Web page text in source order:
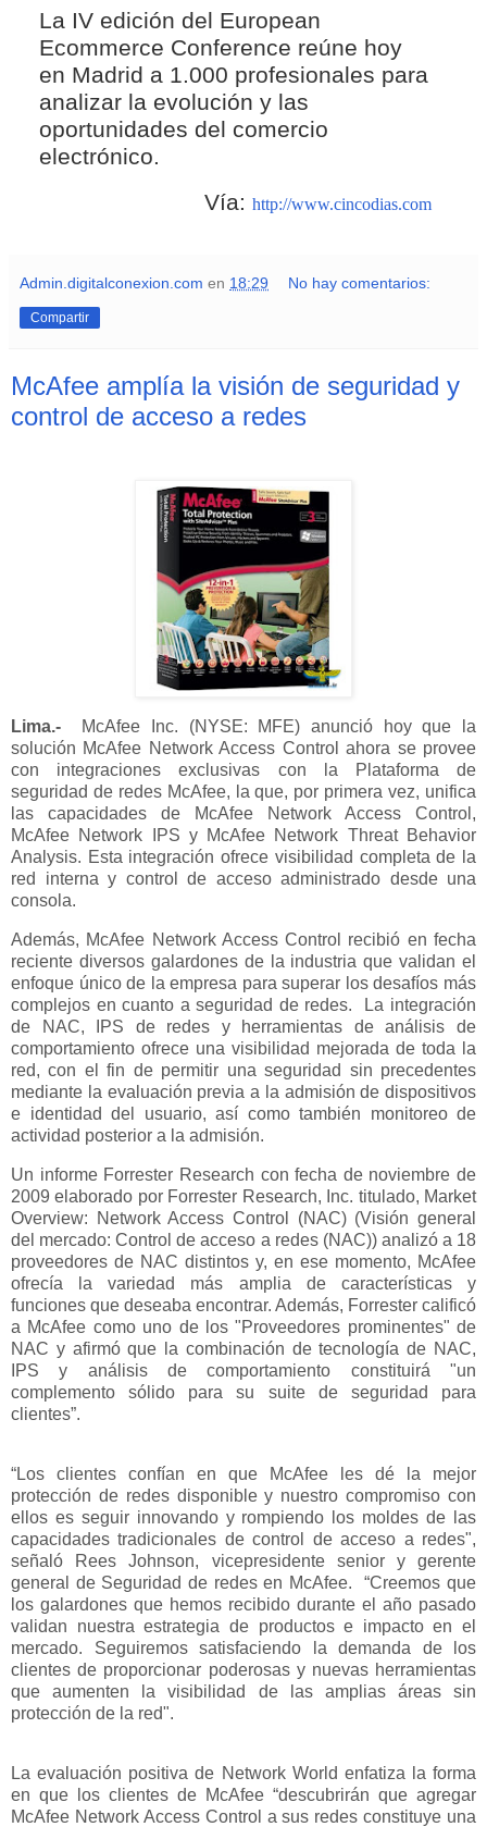
La IV edición del European
Ecommerce Conference reúne hoy
en Madrid a 1.000 profesionales para
analizar la evolución y las
oportunidades del comercio
electrónico.
Vía: http://www.cincodias.com
Admin.digitalconexion.com en 18:29 No hay comentarios:
Compartir
McAfee amplía la visión de seguridad y
control de acceso a redes
Lima.- McAfee Inc. (NYSE: MFE) anunció hoy que la
solución McAfee Network Access Control ahora se provee
con integraciones exclusivas con la Plataforma de
seguridad de redes McAfee, la que, por primera vez, unifica
las capacidades de McAfee Network Access Control,
McAfee Network IPS y McAfee Network Threat Behavior
Analysis. Esta integración ofrece visibilidad completa de la
red interna y control de acceso administrado desde una
consola.
Además, McAfee Network Access Control recibió en fecha
reciente diversos galardones de la industria que validan el
enfoque único de la empresa para superar los desafíos más
complejos en cuanto a seguridad de redes. La integración
de NAC, IPS de redes y herramientas de análisis de
comportamiento ofrece una visibilidad mejorada de toda la
red, con el fin de permitir una seguridad sin precedentes
mediante la evaluación previa a la admisión de dispositivos
e identidad del usuario, así como también monitoreo de
actividad posterior a la admisión.
Un informe Forrester Research con fecha de noviembre de
2009 elaborado por Forrester Research, Inc. titulado, Market
Overview: Network Access Control (NAC) (Visión general
del mercado: Control de acceso a redes (NAC)) analizó a 18
proveedores de NAC distintos y, en ese momento, McAfee
ofrecía la variedad más amplia de características y
funciones que deseaba encontrar. Además, Forrester calificó
a McAfee como uno de los "Proveedores prominentes" de
NAC y afirmó que la combinación de tecnología de NAC,
IPS y análisis de comportamiento constituirá "un
complemento sólido para su suite de seguridad para
clientes”.
“Los clientes confían en que McAfee les dé la mejor
protección de redes disponible y nuestro compromiso con
ellos es seguir innovando y rompiendo los moldes de las
capacidades tradicionales de control de acceso a redes",
señaló Rees Johnson, vicepresidente senior y gerente
general de Seguridad de redes en McAfee. “Creemos que
los galardones que hemos recibido durante el año pasado
validan nuestra estrategia de productos e impacto en el
mercado. Seguiremos satisfaciendo la demanda de los
clientes de proporcionar poderosas y nuevas herramientas
que aumenten la visibilidad de las amplias áreas sin
protección de la red".
La evaluación positiva de Network World enfatiza la forma
en que los clientes de McAfee “descubrirán que agregar
McAfee Network Access Control a sus redes constituye una